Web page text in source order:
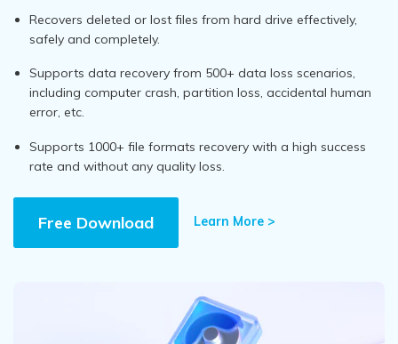
Новости
Покупка
Поддержка
Другие продукты Recoverit
Восстановление документов
Восстановление с устройств
УЗНАЙТЕ ОБО ВСЕХ ФУНКЦИЯХ
Решение проблем с файлами
Решение проблем с компьютером
Решения для устройств хранения данных
НАЙТИ БОЛЬШЕ РЕШЕНИЙ
Руководство пользователя
Справочный центр
СКАЧАТЬ БЕСПЛАТНО
Поиск
Recovers deleted or lost files from hard drive effectively,
safely and completely.
Supports data recovery from 500+ data loss scenarios,
including computer crash, partition loss, accidental human
error, etc.
Supports 1000+ file formats recovery with a high success
rate and without any quality loss.
Free Download Learn More >